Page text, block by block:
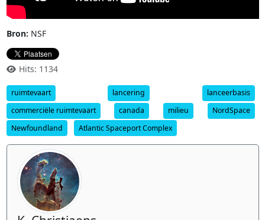
Bron: NSF
Hits: 1134
ruimtevaart lancering
lanceerbasis
commerciële ruimtevaart
canada milieu
NordSpace
Newfoundland
Atlantic Spaceport Complex